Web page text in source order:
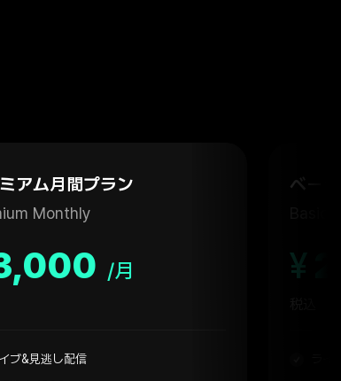
アム月間プラン
Monthly
/月
ブ&見逃し配信
ベー
¥